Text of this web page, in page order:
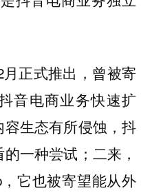
月正式推出，曾被寄
音电商业务快速扩
生态有所侵蚀，抖
一种尝试；二来，
它也被寄望能从外